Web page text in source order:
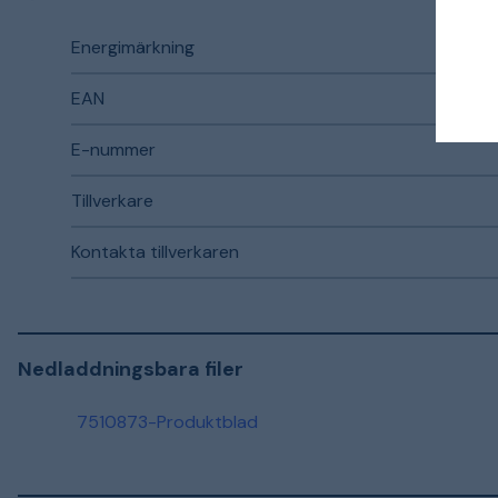
Energimärkning
EAN
E-nummer
Tillverkare
Kontakta tillverkaren
Nedladdningsbara filer
7510873-Produktblad